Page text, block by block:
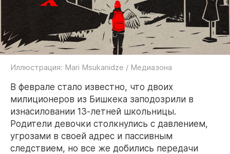
Иллюстрация: Mari Msukanidze / Медиазона
В феврале стало известно, что двоих
милиционеров из Бишкека заподозрили в
изнасиловании 13-летней школьницы.
Родители девочки столкнулись с давлением,
угрозами в своей адрес и пассивным
следствием, но все же добились передачи